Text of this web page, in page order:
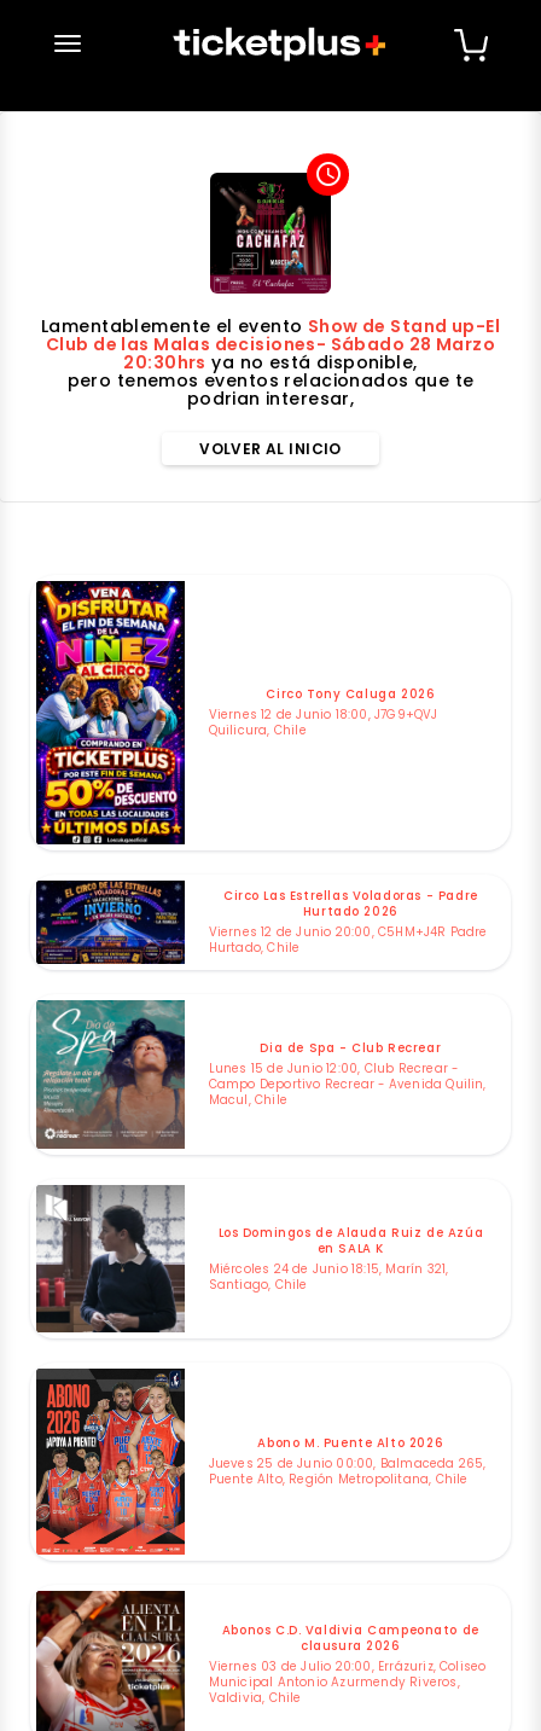
desplegar navegación
access_time
Lamentablemente el evento Show de Stand up-El
Club de las Malas decisiones- Sábado 28 Marzo
20:30hrs ya no está disponible,
pero tenemos eventos relacionados que te
podrian interesar,
VOLVER AL INICIO
Circo Tony Caluga 2026
Viernes 12 de Junio 18:00, J7G9+QVJ
Quilicura, Chile
Circo Las Estrellas Voladoras - Padre
Hurtado 2026
Viernes 12 de Junio 20:00, C5HM+J4R Padre
Hurtado, Chile
Dia de Spa - Club Recrear
Lunes 15 de Junio 12:00, Club Recrear -
Campo Deportivo Recrear - Avenida Quilin,
Macul, Chile
Los Domingos de Alauda Ruiz de Azúa
en SALA K
Miércoles 24 de Junio 18:15, Marín 321,
Santiago, Chile
Abono M. Puente Alto 2026
Jueves 25 de Junio 00:00, Balmaceda 265,
Puente Alto, Región Metropolitana, Chile
Abonos C.D. Valdivia Campeonato de
clausura 2026
Viernes 03 de Julio 20:00, Errázuriz, Coliseo
Municipal Antonio Azurmendy Riveros,
Valdivia, Chile